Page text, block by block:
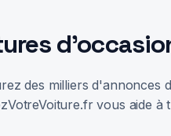
des milliers d'annonces
vous aide